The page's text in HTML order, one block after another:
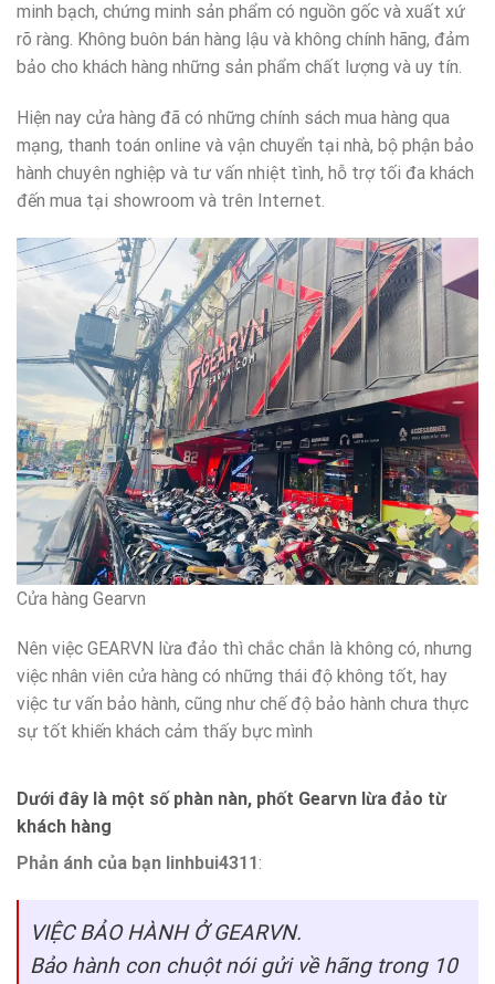
minh bạch, chứng minh sản phẩm có nguồn gốc và xuất xứ
rõ ràng. Không buôn bán hàng lậu và không chính hãng, đảm
bảo cho khách hàng những sản phẩm chất lượng và uy tín.
Hiện nay cửa hàng đã có những chính sách mua hàng qua
mạng, thanh toán online và vận chuyển tại nhà, bộ phận bảo
hành chuyên nghiệp và tư vấn nhiệt tình, hỗ trợ tối đa khách
đến mua tại showroom và trên Internet.
Cửa hàng Gearvn
Nên việc GEARVN lừa đảo thì chắc chắn là không có, nhưng
việc nhân viên cửa hàng có những thái độ không tốt, hay
việc tư vấn bảo hành, cũng như chế độ bảo hành chưa thực
sự tốt khiến khách cảm thấy bực mình
Dưới đây là một số phàn nàn, phốt Gearvn lừa đảo từ
khách hàng
Phản ánh của bạn linhbui4311:
VIỆC BẢO HÀNH Ở GEARVN.
Bảo hành con chuột nói gửi về hãng trong 10